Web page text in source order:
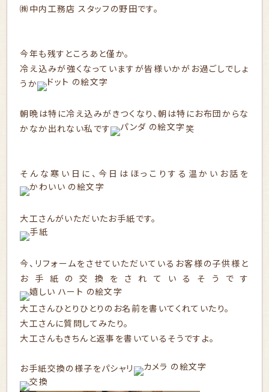
㈱中内工務店 スタッフの野田です。
今年も残すところあと僅か。
冷え込みが強くなっていますが皆様いかがお過ごしでしょ
うか
朝晩は特に冷え込みがきつくなり、朝は特にお布団からな
かなか出れない私です
笑
そんな寒い日に、今日はほっこりする温かいお話を
大工さんがいただいたお手紙です。
今、リフォームをさせていただいているお客様の子供様と
お手紙の交換をされているそうです
大工さんひとりひとりのお名前を書いてくれていたり。
大工さんに質問してみたり。
大工さんもきちんと返事を書いているそうですよ。
お手紙交換の様子をパシャリ